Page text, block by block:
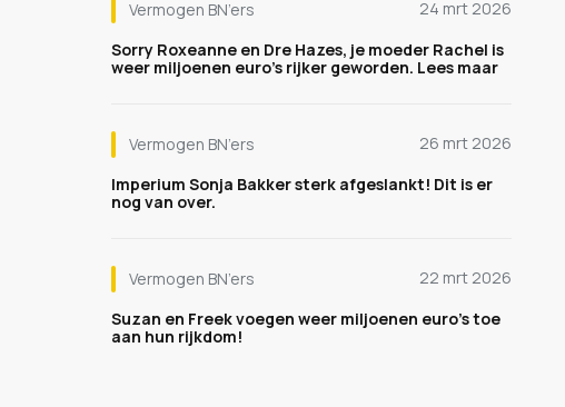
Vermogen BN’ers
24 mrt 2026
Sorry Roxeanne en Dre Hazes, je moeder Rachel is
weer miljoenen euro's rijker geworden. Lees maar
Vermogen BN’ers
26 mrt 2026
Imperium Sonja Bakker sterk afgeslankt! Dit is er
nog van over.
Vermogen BN’ers
22 mrt 2026
Suzan en Freek voegen weer miljoenen euro's toe
aan hun rijkdom!